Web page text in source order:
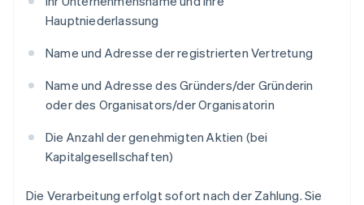
Hauptniederlassung
Name und Adresse der registrierten Vertretung
Name und Adresse des Gründers/der Gründerin
oder des Organisators/der Organisatorin
Die Anzahl der genehmigten Aktien (bei
Kapitalgesellschaften)
Die Verarbeitung erfolgt sofort nach der Zahlung. Sie